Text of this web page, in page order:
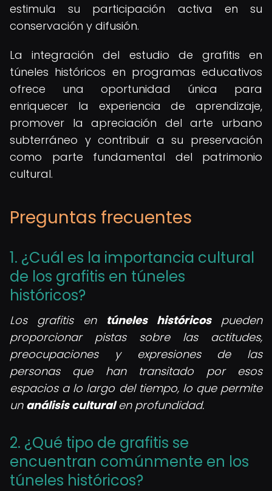
estimula su participación activa en su
conservación y difusión.
La integración del estudio de grafitis en
túneles históricos en programas educativos
ofrece una oportunidad única para
enriquecer la experiencia de aprendizaje,
promover la apreciación del arte urbano
subterráneo y contribuir a su preservación
como parte fundamental del patrimonio
cultural.
Preguntas frecuentes
1. ¿Cuál es la importancia cultural
de los grafitis en túneles
históricos?
Los grafitis en túneles históricospueden
proporcionar pistas sobre las actitudes,
preocupaciones y expresiones de las
personas que han transitado por esos
espacios a lo largo del tiempo, lo que permite
un análisis culturalen profundidad.
2. ¿Qué tipo de grafitis se
encuentran comúnmente en los
túneles históricos?